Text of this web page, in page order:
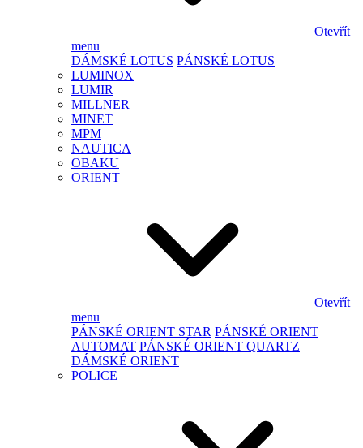
Otevřít
menu
DÁMSKÉ LOTUS PÁNSKÉ LOTUS
LUMINOX
LUMIR
MILLNER
MINET
MPM
NAUTICA
OBAKU
ORIENT
Otevřít
menu
PÁNSKÉ ORIENT STAR PÁNSKÉ ORIENT
AUTOMAT PÁNSKÉ ORIENT QUARTZ
DÁMSKÉ ORIENT
POLICE